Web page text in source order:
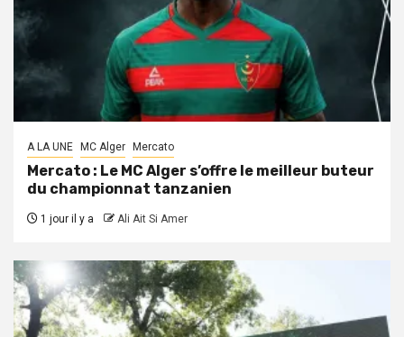
A LA UNE MC Alger Mercato
Mercato : Le MC Alger s’offre le meilleur buteur
du championnat tanzanien
1 jour il y a Ali Ait Si Amer